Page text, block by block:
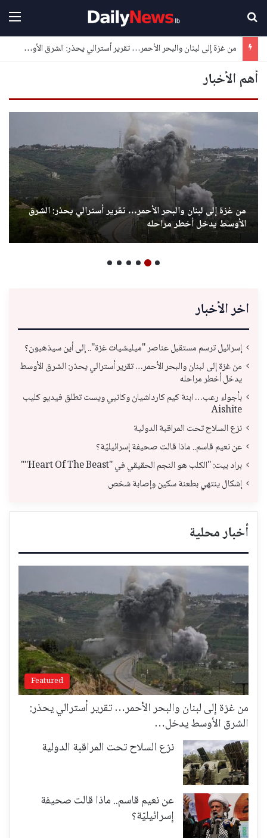
من غزة إلى لبنان والبحر الأحمر… تقرير أسترالي يحذر: الشرق الأوسط يدخل أخطر مراحله
أهم الأخبار
من غزة إلى لبنان والبحر الأحمر… تقرير أسترالي يحذر: الشرق
الأوسط يدخل أخطر مراحله
اخر الأخبار
إسرائيل ترسم مستقبل عناصر "ميليشيات غزة".. إلى أين سيذهبون؟
من غزة إلى لبنان والبحر الأحمر… تقرير أسترالي يحذر: الشرق الأوسط
يدخل أخطر مراحله
بأجواء رعب… ابنة كيم كارداشيان وكانيي ويست تطلق فيديو كليب
Aishite
نزع السلاح تحت المراقبة الدولية
عن نعيم قاسم.. ماذا قالت صحيفة إسرائيليّة؟
براد بيت: "الكلب هو النجم الحقيقي في "Heart Of The Beast""
إشكال ينتهي بطعنة سكين وإصابة شخص
أخبار محلية
Featured
من غزة إلى لبنان والبحر الأحمر… تقرير أسترالي يحذر:
الشرق الأوسط يدخل…
نزع السلاح تحت المراقبة الدولية
عن نعيم قاسم.. ماذا قالت صحيفة
إسرائيليّة؟